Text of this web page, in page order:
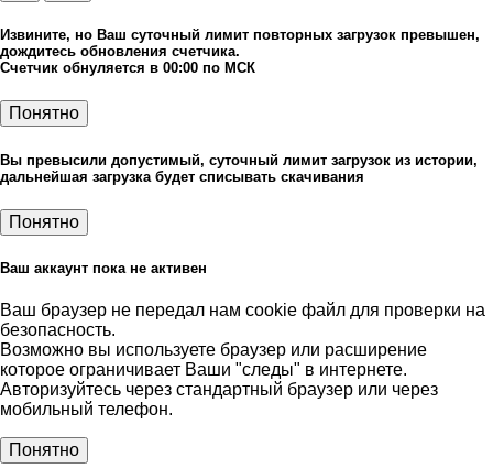
Извините, но Ваш суточный лимит повторных загрузок превышен,
дождитесь обновления счетчика.
Счетчик обнуляется в 00:00 по МСК
Понятно
Вы превысили допустимый, суточный лимит загрузок из истории,
дальнейшая загрузка будет списывать скачивания
Понятно
Ваш аккаунт пока не активен
Ваш браузер не передал нам cookie файл для проверки на
безопасность.
Возможно вы используете браузер или расширение
которое ограничивает Ваши "следы" в интернете.
Авторизуйтесь через стандартный браузер или через
мобильный телефон.
Понятно